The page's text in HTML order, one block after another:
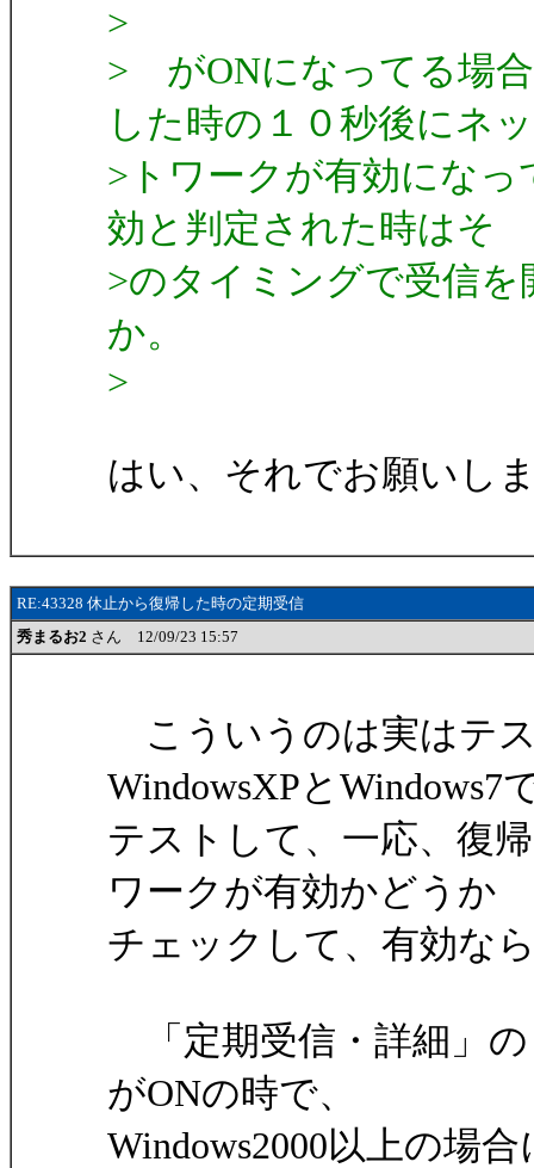
>
> がONになってる場
した時の１０秒後にネッ
>トワークが有効にな
効と判定された時はそ
>のタイミングで受信
か。
>
はい、それでお願いし
RE:43328 休止から復帰した時の定期受信
秀まるお2 さん 12/09/23 15:57
こういうのは実はテ
WindowsXPとWindows7
テストして、一応、復
ワークが有効かどうか
チェックして、有効な
「定期受信・詳細」
がONの時で、
Windows2000以上の場